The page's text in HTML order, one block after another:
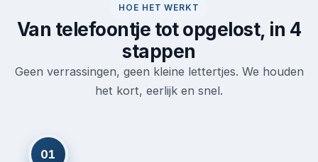
HOE HET WERKT
Van telefoontje tot opgelost, in 4
stappen
Geen verrassingen, geen kleine lettertjes. We houden
het kort, eerlijk en snel.
01